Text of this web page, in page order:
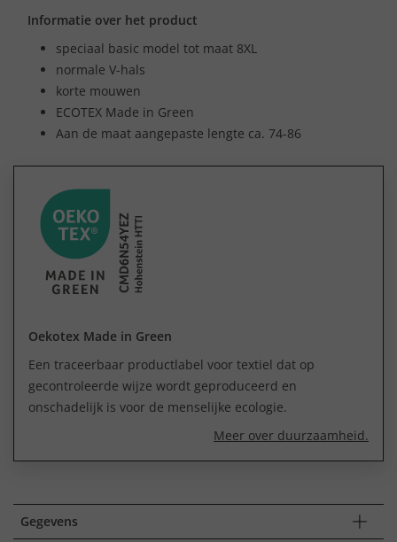
Informatie over het product
speciaal basic model tot maat 8XL
normale V-hals
korte mouwen
ECOTEX Made in Green
Aan de maat aangepaste lengte ca. 74-86
Oekotex Made in Green
Een traceerbaar productlabel voor textiel dat op
gecontroleerde wijze wordt geproduceerd en
onschadelijk is voor de menselijke ecologie.
Meer over duurzaamheid.
Gegevens